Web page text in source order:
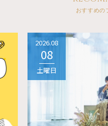
おすすめの
2026.08
08
土曜日